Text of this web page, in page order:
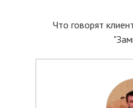
Что говорят